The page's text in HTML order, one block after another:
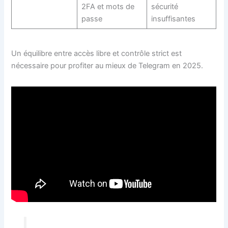
2FA et mots de
passe
sécurité
insuffisantes
Un équilibre entre accès libre et contrôle strict est
nécessaire pour profiter au mieux de Telegram en 2025.